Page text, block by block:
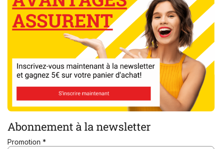
Abonnement à la newsletter
Promotion *